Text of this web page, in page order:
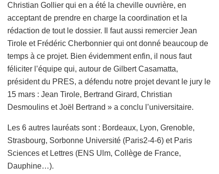
Christian Gollier qui en a été la cheville ouvrière, en
acceptant de prendre en charge la coordination et la
rédaction de tout le dossier. Il faut aussi remercier Jean
Tirole et Frédéric Cherbonnier qui ont donné beaucoup de
temps à ce projet. Bien évidemment enfin, il nous faut
féliciter l’équipe qui, autour de Gilbert Casamatta,
président du PRES, a défendu notre projet devant le jury le
15 mars : Jean Tirole, Bertrand Girard, Christian
Desmoulins et Joël Bertrand » a conclu l’universitaire.
Les 6 autres lauréats sont : Bordeaux, Lyon, Grenoble,
Strasbourg, Sorbonne Université (Paris2-4-6) et Paris
Sciences et Lettres (ENS Ulm, Collège de France,
Dauphine…).